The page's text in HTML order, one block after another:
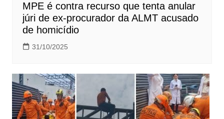
MPE é contra recurso que tenta anular
júri de ex-procurador da ALMT acusado
de homicídio
31/10/2025